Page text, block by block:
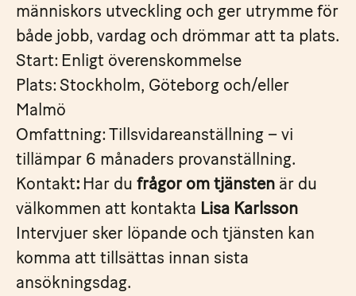
människors utveckling och ger utrymme för
både jobb, vardag och drömmar att ta plats.
Start: Enligt överenskommelse
Plats: Stockholm, Göteborg och/eller
Malmö
Omfattning: Tillsvidareanställning – vi
tillämpar 6 månaders provanställning.
Kontakt: Har du frågor om tjänsten är du
välkommen att kontakta Lisa Karlsson
Intervjuer sker löpande och tjänsten kan
komma att tillsättas innan sista
ansökningsdag.